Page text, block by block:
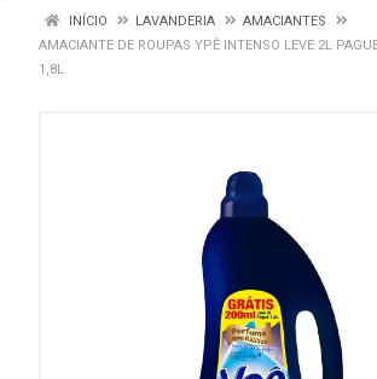
INÍCIO LAVANDERIA
AMACIANTES
AMACIANTE DE ROUPAS YPÊ INTENSO LEVE 2L
1,8L